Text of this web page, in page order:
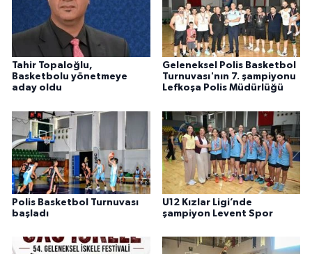
Tahir Topaloğlu,
Basketbolu yönetmeye
aday oldu
Geleneksel Polis Basketbol
Turnuvası'nın 7. şampiyonu
Lefkoşa Polis Müdürlüğü
Polis Basketbol Turnuvası
başladı
U12 Kızlar Ligi’nde
şampiyon Levent Spor